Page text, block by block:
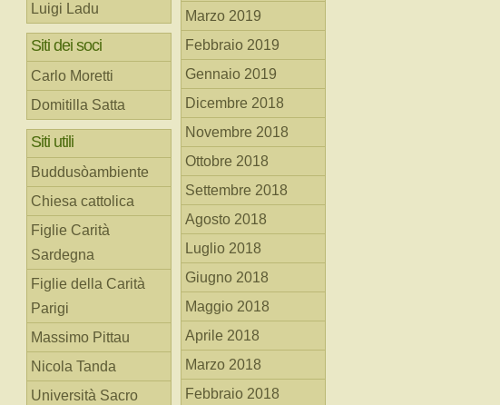
Luigi Ladu
Siti dei soci
Carlo Moretti
Domitilla Satta
Siti utili
Buddusòambiente
Chiesa cattolica
Figlie Carità
Sardegna
Figlie della Carità
Parigi
Massimo Pittau
Nicola Tanda
Università Sacro
Marzo 2019
Febbraio 2019
Gennaio 2019
Dicembre 2018
Novembre 2018
Ottobre 2018
Settembre 2018
Agosto 2018
Luglio 2018
Giugno 2018
Maggio 2018
Aprile 2018
Marzo 2018
Febbraio 2018